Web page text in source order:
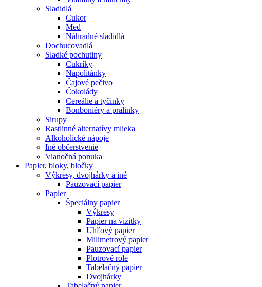
Sladidlá
Cukor
Med
Náhradné sladidlá
Dochucovadlá
Sladké pochutiny
Cukríky
Napolitánky
Čajové pečivo
Čokolády
Cereálie a tyčinky
Bonboniéry a pralinky
Sirupy
Rastlinné alternatívy mlieka
Alkoholické nápoje
Iné občerstvenie
Vianočná ponuka
Papier, bloky, bločky
Výkresy, dvojhárky a iné
Pauzovací papier
Papier
Špeciálny papier
Výkresy
Papier na vizitky
Uhľový papier
Milimetrový papier
Pauzovací papier
Plotrové role
Tabelačný papier
Dvojhárky